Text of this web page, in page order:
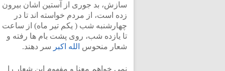
سازش، بد جوری از آستین اشان بیرون
زده است، از مردم خواسته اند تا در
چهارشنبه شب ( یکم تیر ماه) از ساعت
تا یازده شب، روی پشت بام ها رفته و
شعار منحوس الله اکبر سر دهند.
نمی خواهم معنا و مفهوم این شعار را